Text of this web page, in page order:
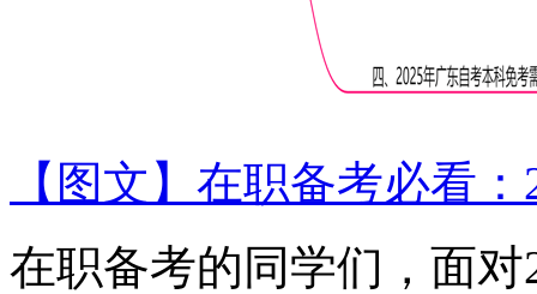
【图文】在职备考必看
在职备考的同学们，面